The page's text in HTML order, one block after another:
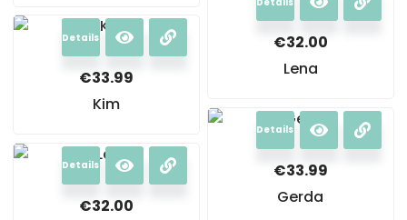
€32.00
Lena
Details
€33.99
Kim
Details
€33.99
Gerda
Details
€32.00